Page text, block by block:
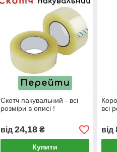
Скотч пакувальний - всі
розміри в описі !
від 24,18₴
Купити
всі
від